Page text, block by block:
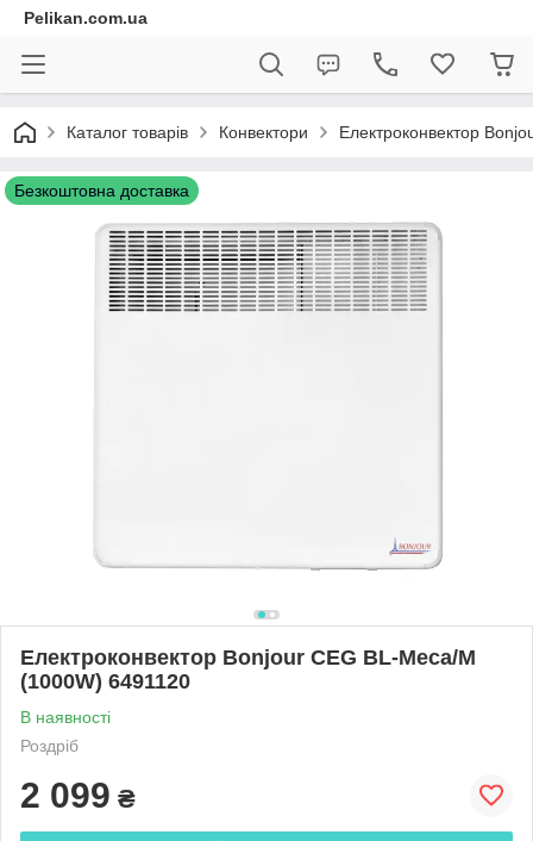
Pelikan.com.ua
Каталог товарів Конвектори Електроконвектор
Безкоштовна доставка
Електроконвектор Bonjour CEG BL-Meca/M
(1000W) 6491120
В наявності
Роздріб
2 099 ₴